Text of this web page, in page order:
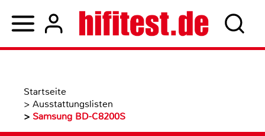
Startseite
> Ausstattungslisten
> Samsung BD-C8200S